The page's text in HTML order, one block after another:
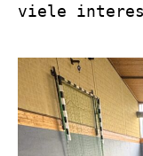
viele